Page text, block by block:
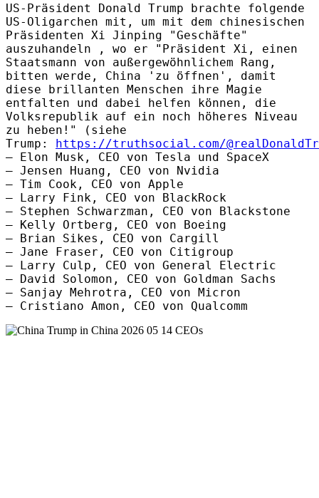
US-Präsident Donald Trump brachte folgende
US-Oligarchen mit, um mit dem chinesischen
Präsidenten Xi Jinping "Geschäfte"
auszuhandeln
, wo er "Präsident Xi, einen
Staatsmann von außergewöhnlichem Rang,
bitten werde, China 'zu öffnen', damit
diese brillanten Menschen ihre Magie
entfalten und dabei helfen können, die
Volksrepublik auf ein noch höheres Niveau
zu heben!" (siehe
Trump: https://truthsocial.com/
– Elon Musk, CEO von Tesla und SpaceX
– Jensen Huang, CEO von Nvidia
– Tim Cook, CEO von Apple
– Larry Fink, CEO von BlackRock
– Stephen Schwarzman, CEO von Blackstone
– Kelly Ortberg, CEO von Boeing
– Brian Sikes, CEO von Cargill
– Jane Fraser, CEO von Citigroup
– Larry Culp, CEO von General Electric
– David Solomon, CEO von Goldman Sachs
– Sanjay Mehrotra, CEO von Micron
– Cristiano Amon, CEO von Qualcomm